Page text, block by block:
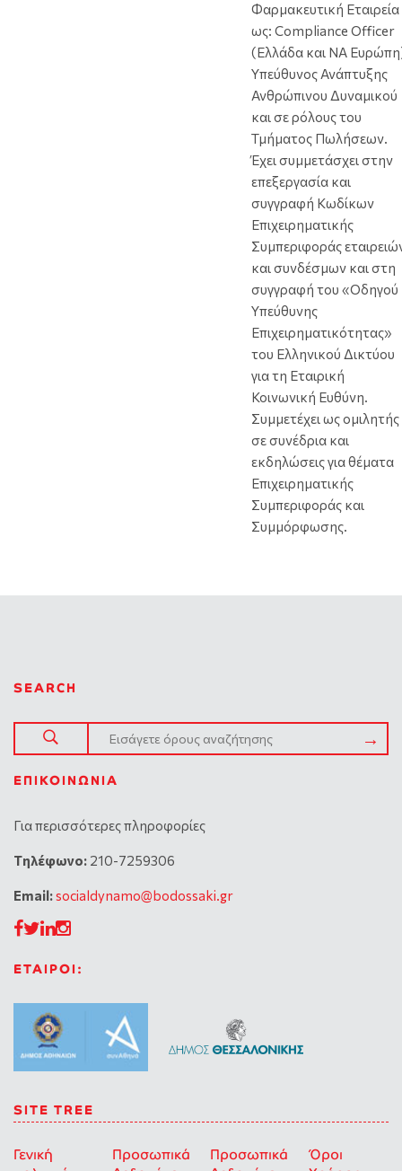
Φαρμακευτική Εταιρεία
ως: Compliance Officer
(Ελλάδα και ΝΑ
Υπεύθυνος Ανάπτυξης
Ανθρώπινου Δυναμικού
και σε ρόλους του
Τμήματος Πωλήσεων.
Έχει συμμετάσχει στην
επεξεργασία και
συγγραφή Κωδίκων
Επιχειρηματικής
Συμπεριφοράς
και συνδέσμων και στη
συγγραφή του «Οδηγού
Υπεύθυνης
Επιχειρηματικότητας»
του Ελληνικού Δικτύου
για τη Εταιρική
Κοινωνική Ευθύνη.
Συμμετέχει ως ομιλητής
σε συνέδρια και
εκδηλώσεις για θέματα
Επιχειρηματικής
Συμπεριφοράς και
Συμμόρφωσης.
SEARCH
ΕΠΙΚΟΙΝΩΝΊΑ
Για περισσότερες πληροφορίες
Tηλέφωνο: 210-7259306
Email:socialdynamo@bodossaki.gr
ΕΤΑΙΡΟΙ:
SITE TREE
Γενική
Προσωπικά
Προσωπικά
Όροι